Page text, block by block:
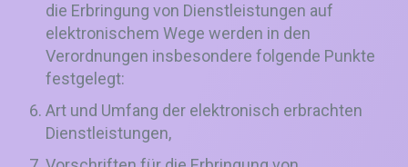
die Erbringung von Dienstleistungen auf
elektronischem Wege werden in den
Verordnungen insbesondere folgende Punkte
festgelegt:
Art und Umfang der elektronisch erbrachten
Dienstleistungen,